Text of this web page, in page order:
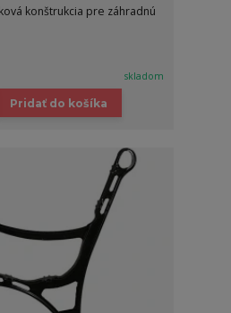
konštrukcia pre záhradnú
skladom
Pridať do košíka